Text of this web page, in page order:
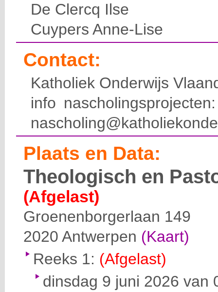
De Clercq Ilse
Cuypers Anne-Lise
Contact:
Katholiek Onderwijs
info
Plaats en Data:
Theologisch en
(Afgelast)
Groenenborgerlaan 149
2020 Antwerpen (Kaart)
Reeks 1: (Afgelast)
dinsdag 9 juni 2026 van